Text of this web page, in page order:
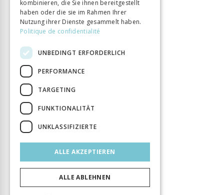
kombinieren, die Sie ihnen bereitgestellt
haben oder die sie im Rahmen Ihrer
Nutzung ihrer Dienste gesammelt haben.
Politique de confidentialité
UNBEDINGT ERFORDERLICH
PERFORMANCE
TARGETING
FUNKTIONALITÄT
UNKLASSIFIZIERTE
ALLE AKZEPTIEREN
ALLE ABLEHNEN